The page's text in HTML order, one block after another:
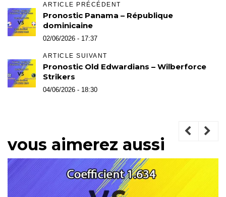
ARTICLE PRÉCÉDENT
Pronostic Panama – République
dominicaine
02/06/2026 - 17:37
ARTICLE SUIVANT
Pronostic Old Edwardians – Wilberforce
Strikers
04/06/2026 - 18:30
vous aimerez aussi